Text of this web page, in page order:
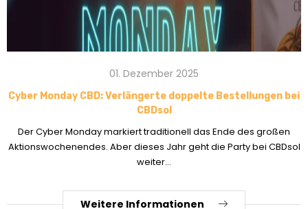
01. Dezember 2025
Cyber Monday CBD: Verlängerte doppelte Bestellungen bei
CBDsol
Der Cyber Monday markiert traditionell das Ende des großen
Aktionswochenendes. Aber dieses Jahr geht die Party bei CBDsol
weiter...
Weitere Informationen